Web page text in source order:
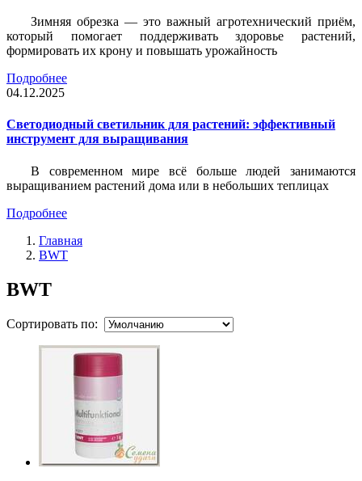
Зимняя обрезка — это важный агротехнический приём,
который помогает поддерживать здоровье растений,
формировать их крону и повышать урожайность
Подробнее
04.12.2025
Светодиодный светильник для растений: эффективный
инструмент для выращивания
В современном мире всё больше людей занимаются
выращиванием растений дома или в небольших теплицах
Подробнее
Главная
BWT
BWT
Сортировать по: